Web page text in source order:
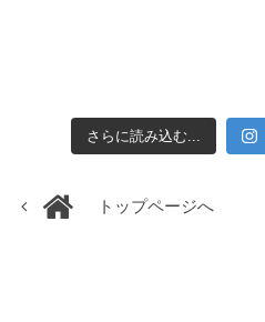
さらに読み込む...
トップページへ